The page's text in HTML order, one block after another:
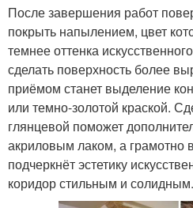
После завершения работ
покрыть напылением, цвет
темнее оттенка
сделать поверхность более
приёмом станет выделение
или темно-золотой краской.
глянцевой поможет
акриловым лаком, а грамотно
подчеркнёт эстетику
коридор стильным и солидным.